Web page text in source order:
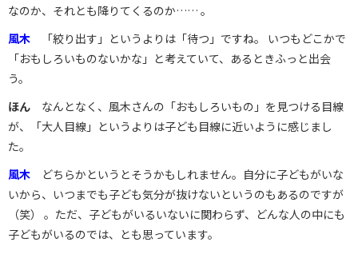
なのか、それとも降りてくるのか…… 。
風木
「絞り出す」というよりは「待つ」ですね。 いつもどこかで
「おもしろいものないかな」と考えていて、あるときふっと出会
う。
ほん なんとなく、風木さんの「おもしろいもの」を見つける目線
が、「大人目線」というよりは子ども目線に近いように感じまし
た。
風木 どちらかというとそうかもしれません。自分に子どもがいな
いから、いつまでも子ども気分が抜けないというのもあるのですが
（笑） 。ただ、子どもがいるいないに関わらず、どんな人の中にも
子どもがいるのでは、とも思っています。